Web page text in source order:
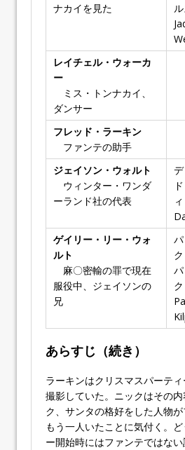
ナカイを見た
レイチェル・ウォーカ
ー
ミス・トンナカイ、
ダンサー
フレッド・ラーキン
ファンテの助手
ジェイソン・ウォルト
ウィンター・ワンダ
ーランド社の代表
ィ
ゲイリー・リー・ウォ
ルト
麻〇密輸の罪で現在
服役中、ジェイソンの
兄
ク
あらすじ（続き）
ラーキンはクリスマスパーテ
撮影していた。ニックはその
ク、サンタの格好をした人物
もう一人いたことに気付く。
ー開始時にはファンテではな